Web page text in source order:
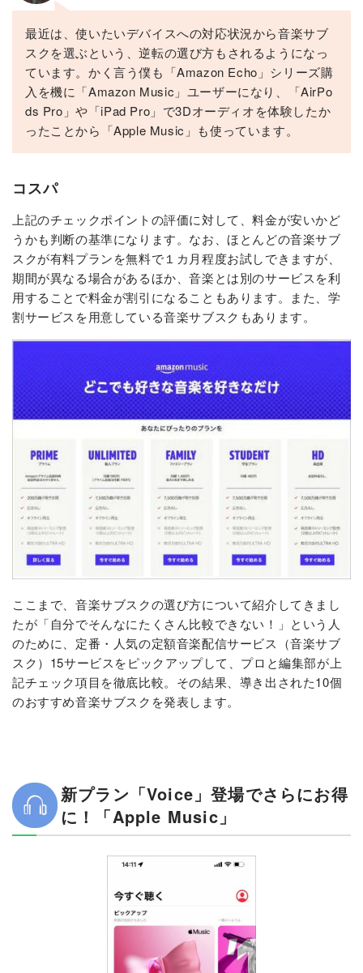
最近は、使いたいデバイスへの対応状況から音楽サブ
スクを選ぶという、逆転の選び方もされるようになっ
ています。かく言う僕も「Amazon Echo」シリーズ購
入を機に「Amazon Music」ユーザーになり、「AirPo
ds Pro」や「iPad Pro」で3Dオーディオを体験したか
ったことから「Apple Music」も使っています。
コスパ
上記のチェックポイントの評価に対して、料金が安いかど
うかも判断の基準になります。なお、ほとんどの音楽サブ
スクが有料プランを無料で１カ月程度お試しできますが、
期間が異なる場合があるほか、音楽とは別のサービスを利
用することで料金が割引になることもあります。また、学
割サービスを用意している音楽サブスクもあります。
ここまで、音楽サブスクの選び方について紹介してきまし
たが「自分でそんなにたくさん比較できない！」という人
のために、定番・人気の定額音楽配信サービス（音楽サブ
スク）15サービスをピックアップして、プロと編集部が上
記チェック項目を徹底比較。その結果、導き出された10個
のおすすめ音楽サブスクを発表します。
新プラン「Voice」登場でさらにお得
に！「Apple Music」